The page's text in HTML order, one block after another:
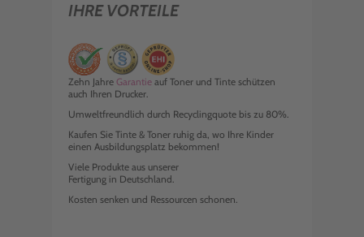
IHRE VORTEILE
Zehn Jahre Garantie auf Toner und Tinte schützen
auch Ihren Drucker.
Umweltfreundlich durch Recyclingquote bis zu 80%.
Kaufen Sie Tinte & Toner ruhig da, wo Ihre Kinder
einen Ausbildungsplatz bekommen!
Viele Produkte aus unserer
Fertigung in Deutschland.
Kosten senken und Ressourcen schonen.